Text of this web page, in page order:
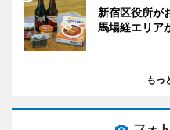
新宿区役所が
馬場経エリア
もっ